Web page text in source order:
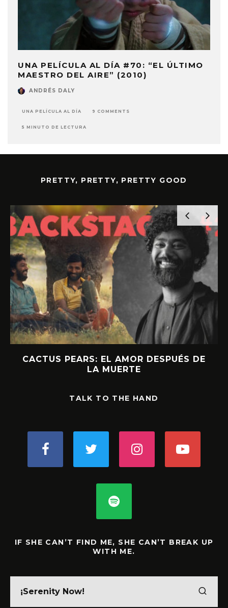
UNA PELÍCULA AL DÍA #70: “EL ÚLTIMO
MAESTRO DEL AIRE” (2010)
ANDRÉS DALY
UNA PELÍCULA AL DÍA 9 COMMENTS
5 MINUTO DE LECTURA
PRETTY, PRETTY, PRETTY GOOD
CACTUS PEARS: EL AMOR DESPUÉS DE
LA MUERTE
TALK TO THE HAND
IF SHE CAN’T FIND ME, SHE CAN’T BREAK UP
WITH ME.